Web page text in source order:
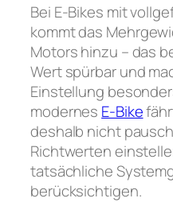
Bei E-Bikes mit
kommt das
Motors hinzu – das
Wert spürbar und
Einstellung
modernes E-Bike
deshalb nicht
Richtwerten
tatsächliche
berücksichtigen.